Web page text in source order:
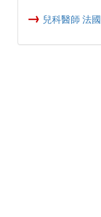
→ 兒科醫師 法國